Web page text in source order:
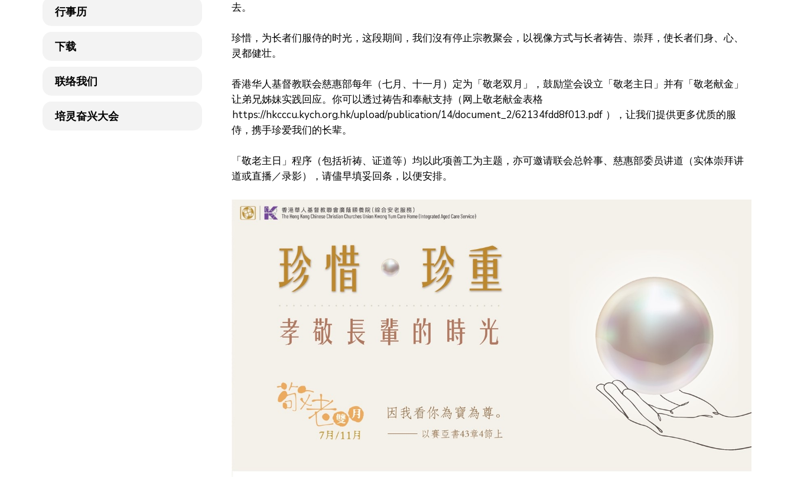
行事历
下载
联络我们
培灵奋兴大会
去。
珍惜，为长者们服侍的时光，这段期间，我们沒有停止宗教聚会，以视像方式与长者祷告、崇拜，使长者们身、心、
灵都健壮。
香港华人基督教联会慈惠部每年（七月、十一月）定为「敬老双月」，鼓励堂会设立「敬老主日」并有「敬老献金」
让弟兄姊妹实践回应。你可以透过祷告和奉献支持（网上敬老献金表格
https://hkcccu.kych.org.hk/upload/publication/14/document_2/62134fdd8f013.pdf ），让我们提供更多优质的服
侍，携手珍爱我们的长辈。
「敬老主日」程序（包括祈祷、证道等）均以此项善工为主题，亦可邀请联会总幹事、慈惠部委员讲道（实体崇拜讲
道或直播／录影），请儘早填妥回条，以便安排。